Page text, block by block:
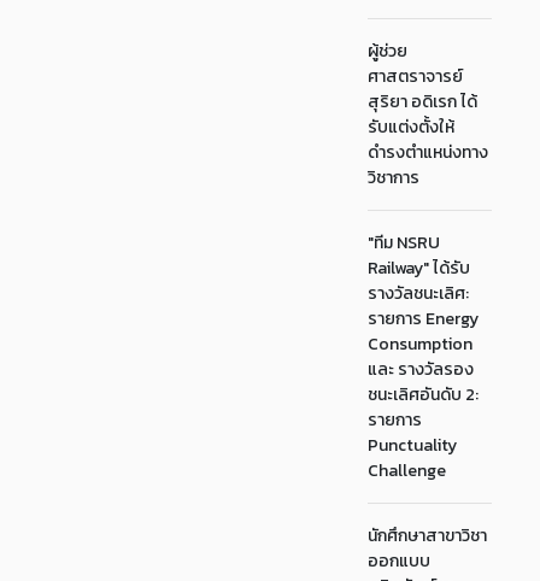
ผู้ช่วย
ศาสตราจารย์
สุริยา อดิเรก ได้
รับแต่งตั้งให้
ดำรงตำแหน่งทาง
วิชาการ
"ทีม NSRU
Railway" ได้รับ
รางวัลชนะเลิศ:
รายการ Energy
Consumption
และ รางวัลรอง
ชนะเลิศอันดับ 2:
รายการ
Punctuality
Challenge
นักศึกษาสาขาวิชา
ออกแบบ